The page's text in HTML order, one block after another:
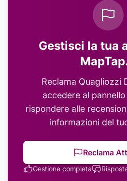
Gestisci la tua
Reclama Quagliozzi
accedere al
rispondere alle
informazioni del
Reclama
Gestione completa